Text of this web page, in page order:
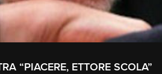
“PIACERE, ETTORE SCOLA”